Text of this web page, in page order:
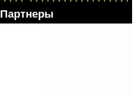
Партнеры